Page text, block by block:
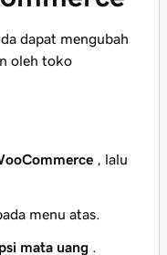
dapat mengubah
oleh toko
, lalu
menu atas.
mata uang